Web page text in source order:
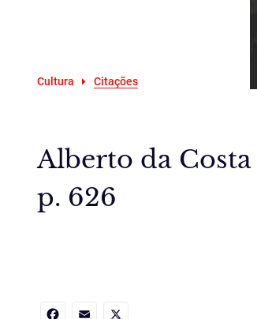
Cultura Citações
Alberto da
p. 626